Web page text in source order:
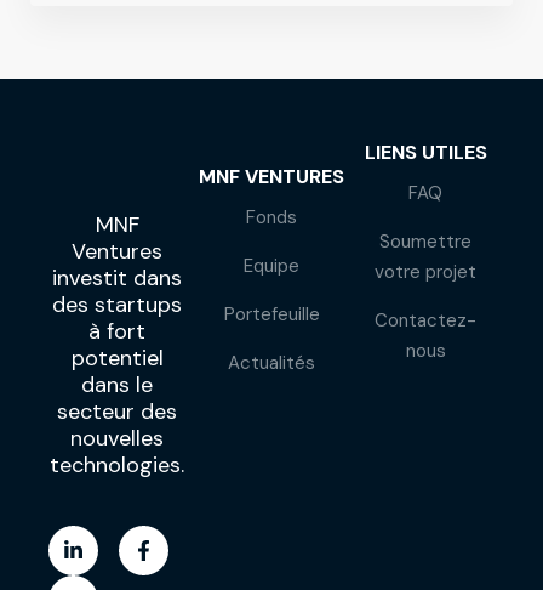
MNF
Ventures
investit dans
des startups
à fort
potentiel
dans le
secteur des
nouvelles
technologies.
MNF VENTURES
Fonds
Equipe
Portefeuille
Actualités
LIENS UTILES
FAQ
Soumettre
votre projet
Contactez-
nous